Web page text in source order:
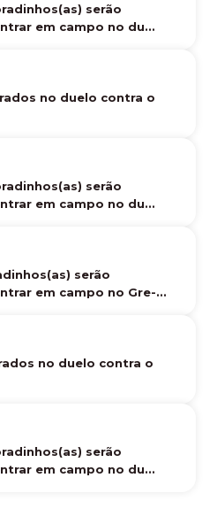
serão
em campo no du...
no duelo contra o
serão
em campo no du...
serão
em campo no Gre-...
no duelo contra o
serão
em campo no du...